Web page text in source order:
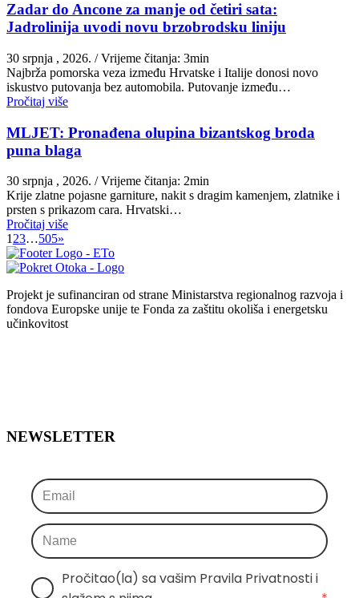
Zadar do Ancone za manje od četiri sata:
Jadrolinija uvodi novu brzobrodsku liniju
30 srpnja , 2026. / Vrijeme čitanja: 3min
Najbrža pomorska veza između Hrvatske i Italije donosi novo
iskustvo putovanja bez automobila. Putovanje između…
Pročitaj više
MLJET: Pronađena olupina bizantskog broda
puna blaga
30 srpnja , 2026. / Vrijeme čitanja: 2min
Krije zlatne pojasne garniture, nakit s dragim kamenjem, zlatnike i
prsten s prikazom cara. Hrvatski…
Pročitaj više
123…505»
Projekt je sufinanciran od strane Ministarstva regionalnog razvoja i
fondova Europske unije te Fonda za zaštitu okoliša i energetsku
učinkovitost
NEWSLETTER
Pročitao(la) sa vašim Pravila Privatnosti i